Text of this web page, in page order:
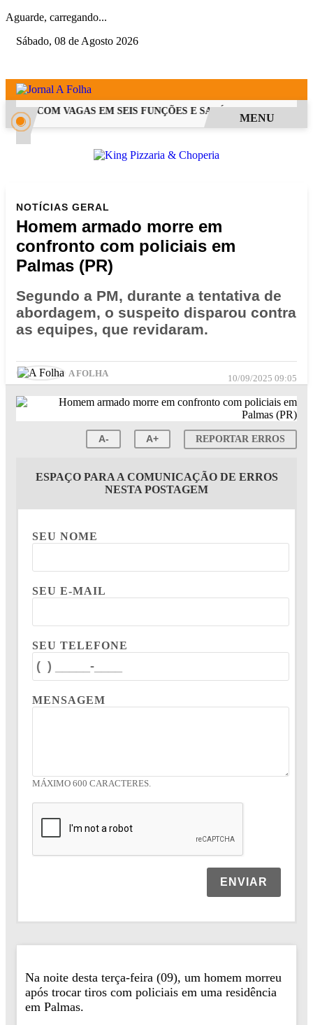
Aguarde, carregando...
Sábado, 08 de Agosto 2026
PSS COM VAGAS EM SEIS FUNÇÕES E SALÁRIOS QUE
MENU
NOTÍCIAS GERAL
Homem armado morre em
confronto com policiais em
Palmas (PR)
Segundo a PM, durante a tentativa de
abordagem, o suspeito disparou contra
as equipes, que revidaram.
A FOLHA 10/09/2025 09:05
A- A+ REPORTAR ERROS
ESPAÇO PARA A COMUNICAÇÃO DE ERROS
NESTA POSTAGEM
SEU NOME
SEU E-MAIL
SEU TELEFONE
MENSAGEM
MÁXIMO 600 CARACTERES.
ENVIAR
Na noite desta terça-feira (09), um homem morreu
após trocar tiros com policiais em uma residência
em Palmas.